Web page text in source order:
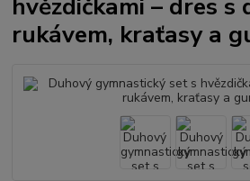
rukávem, kraťasy a